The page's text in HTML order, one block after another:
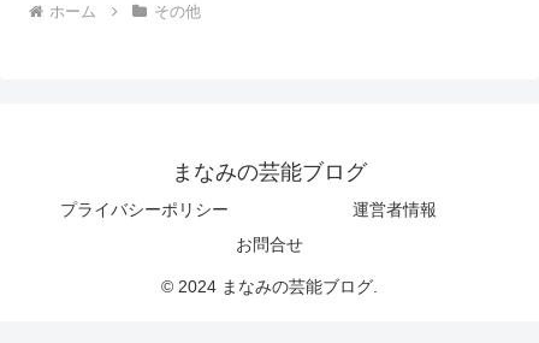
ホーム その他
まなみの芸能ブログ
プライバシーポリシー
運営者情報
お問合せ
© 2024 まなみの芸能ブログ.